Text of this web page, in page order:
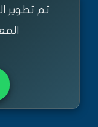
تم تطوير